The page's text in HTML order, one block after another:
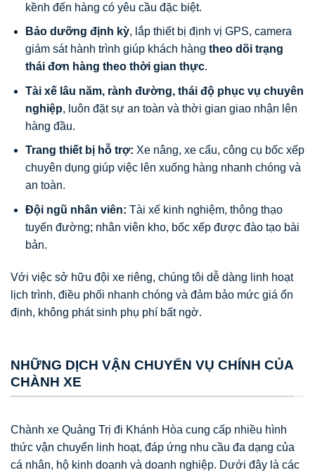
kềnh đến hàng có yêu cầu đặc biệt.
Bảo dưỡng định kỳ, lắp thiết bị định vị GPS, camera
giám sát hành trình giúp khách hàng theo dõi trạng
thái đơn hàng theo thời gian thực.
Tài xế lâu năm, rành đường, thái độ phục vụ chuyên
nghiệp, luôn đặt sự an toàn và thời gian giao nhận lên
hàng đầu.
Trang thiết bị hỗ trợ: Xe nâng, xe cẩu, công cụ bốc xếp
chuyên dụng giúp việc lên xuống hàng nhanh chóng và
an toàn.
Đội ngũ nhân viên: Tài xế kinh nghiệm, thông thạo
tuyến đường; nhân viên kho, bốc xếp được đào tạo bài
bản.
Với việc sở hữu đội xe riêng, chúng tôi dễ dàng linh hoạt
lịch trình, điều phối nhanh chóng và đảm bảo mức giá ổn
định, không phát sinh phụ phí bất ngờ.
NHỮNG DỊCH VẬN CHUYỂN VỤ CHÍNH CỦA
CHÀNH XE
Chành xe Quảng Trị đi Khánh Hòa cung cấp nhiều hình
thức vận chuyển linh hoạt, đáp ứng nhu cầu đa dạng của
cá nhân, hộ kinh doanh và doanh nghiệp. Dưới đây là các